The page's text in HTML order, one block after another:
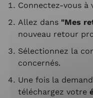
Connectez-vous à
Allez dans "Mes
nouveau retour
Sélectionnez la
concernés.
Une fois la
téléchargez votre